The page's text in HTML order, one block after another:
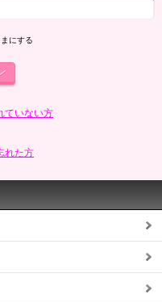
にする
ていない方
れた方